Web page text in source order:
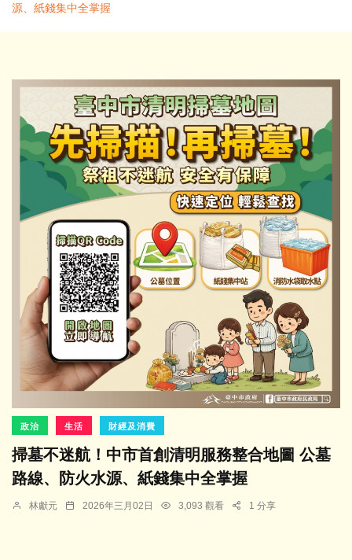
源、紙錢集中全掌握
政治 生活 財經及消費
掃墓不迷航！中市首創清明服務整合地圖 公墓
路線、防火水源、紙錢集中全掌握
林獻元 2026年三月02日 3,093 觀看 1 分享